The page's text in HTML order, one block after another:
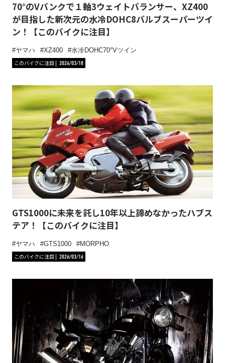
70°のVバンクで１軸3ウェイトバランサー、XZ400
が目指した新次元の水冷DOHC8バルブスーパーツイ
ン！【このバイクに注目】
ヤマハ XZ400
水冷DOHC70°Vツイン
このバイクに注目
2026/03/18
GTS1000に未来を託し10年以上諦めなかったハブス
テア！【このバイクに注目】
ヤマハ GTS1000
MORPHO
このバイクに注目
2026/03/16